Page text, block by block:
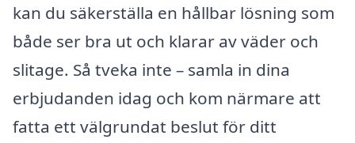
kan du säkerställa en hållbar lösning som
både ser bra ut och klarar av väder och
slitage. Så tveka inte – samla in dina
erbjudanden idag och kom närmare att
fatta ett välgrundat beslut för ditt